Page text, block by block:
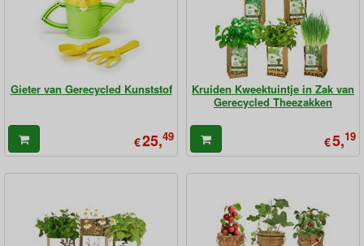
Gieter van Gerecycled Kunststof
€25,49
Kruiden Kweektuintje in Zak van
Gerecycled Theezakken
€5,19